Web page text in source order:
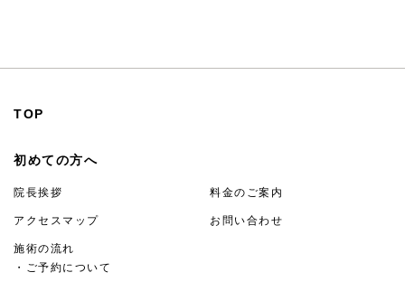
TOP
初めての方へ
院長挨拶 料金のご案内
アクセスマップ お問い合わせ
施術の流れ
・ご予約について